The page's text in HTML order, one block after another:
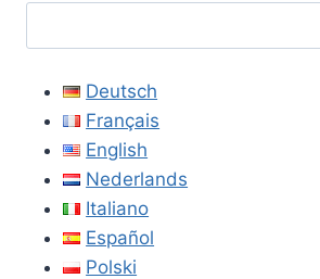
Deutsch
Français
English
Nederlands
Italiano
Español
Polski